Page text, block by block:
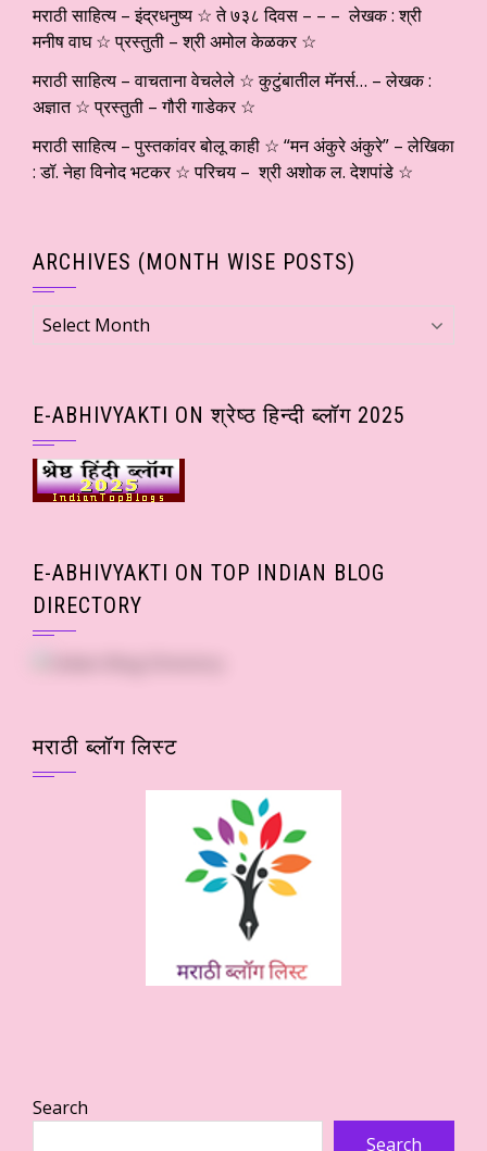
मराठी साहित्य – इंद्रधनुष्य ☆ ते ७३८ दिवस – – – लेखक : श्री
मनीष वाघ ☆ प्रस्तुती – श्री अमोल केळकर ☆
मराठी साहित्य – वाचताना वेचलेले ☆ कुटुंबातील मॅनर्स… – लेखक :
अज्ञात ☆ प्रस्तुती – गौरी गाडेकर ☆
मराठी साहित्य – पुस्तकांवर बोलू काही ☆ “मन अंकुरे अंकुरे” – लेखिका
: डॉ. नेहा विनोद भटकर ☆ परिचय – श्री अशोक ल. देशपांडे ☆
ARCHIVES (MONTH WISE POSTS)
Archives
(Month
E-ABHIVYAKTI ON श्रेष्ठ हिन्दी ब्लॉग 2025
E-ABHIVYAKTI ON TOP INDIAN BLOG
DIRECTORY
मराठी ब्लॉग लिस्ट
Search
Search